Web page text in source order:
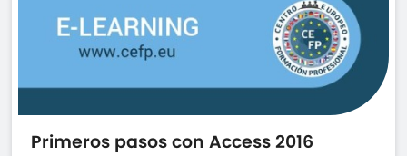
Primeros pasos con Access 2016